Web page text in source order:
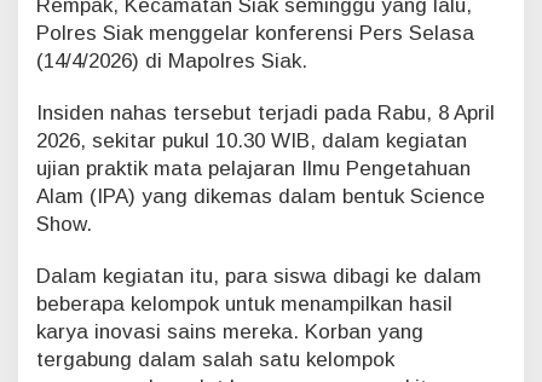
a
n
g
u
d
i
k
J
a
d
Rempak, Kecamatan Siak seminggu yang lalu,
Polres Siak menggelar konferensi Pers Selasa
(14/4/2026) di Mapolres Siak.
Insiden nahas tersebut terjadi pada Rabu, 8 April
2026, sekitar pukul 10.30 WIB, dalam kegiatan
ujian praktik mata pelajaran Ilmu Pengetahuan
Alam (IPA) yang dikemas dalam bentuk Science
Show.
Dalam kegiatan itu, para siswa dibagi ke dalam
beberapa kelompok untuk menampilkan hasil
karya inovasi sains mereka. Korban yang
tergabung dalam salah satu kelompok